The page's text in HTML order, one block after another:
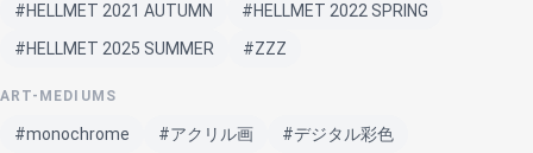
#HELLMET 2021 AUTUMN
#HELLMET 2022 SPRING
#HELLMET 2025 SUMMER
#ZZZ
ART-MEDIUMS
#monochrome #アクリル画
#デジタル彩色